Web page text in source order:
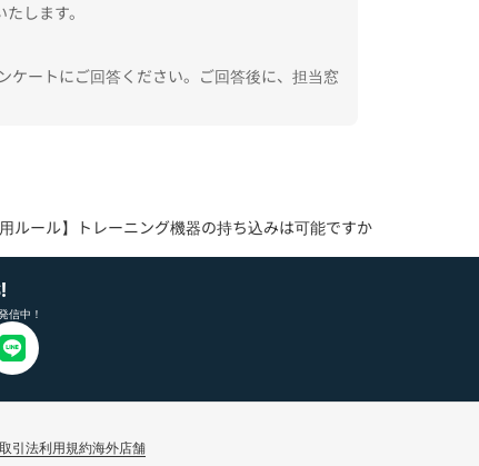
します。
ケートにご回答ください。ご回答後に、担当窓
用ルール】トレーニング機器の持ち込みは可能ですか？
信中！
引法利用規約海外店舗